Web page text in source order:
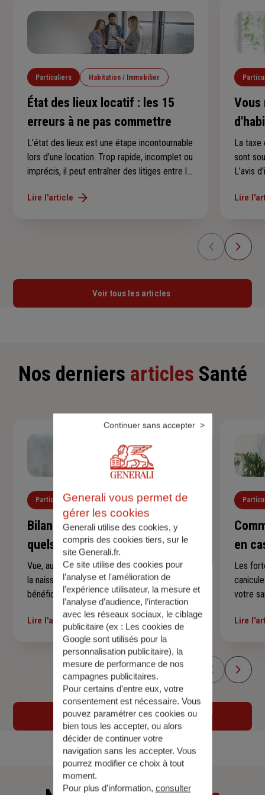
Particuliers Habitation / Immobilier
État des lieux locatif : les 15
erreurs à ne pas commettre
L’état des lieux est une étape incontournable
lors d’une location. Trop rapide, incomplet ou
imprécis, il peut entraîner des litiges entre le
moment de récupérer le dépôt de garantie.
Lire l'article
Vous
La
sont
L’avis
l’avez
Lire
Voir tous les articles
Nos derniers articles Santé
Particuliers Santé
Bilan de santé de l'enfant :
quels examens et à quel âge ?
Vue, audition, dents, croissance, vaccins… De
la naissance à ses 16 ans, votre enfant
bénéficie de rendez-vous médicaux qui
suivent son développement à chaque étape.
Voici un repère simple pour savoir quels
examens sont prévus, à quel âge et
comment vous y préparer sereinement —
sans rien laisser passer.
Lire l'article
en
Les
votre
Lire
Voir tous les articles
Generali vous permet de
gérer les cookies
Generali utilise des cookies, y
compris des cookies tiers, sur le
site Generali.fr.
Ce site utilise des cookies pour
l’analyse et l'amélioration de
l’expérience utilisateur, la mesure et
l’analyse d’audience, l’interaction
avec les réseaux sociaux, le ciblage
publicitaire (ex : Les cookies de
Google sont utilisés pour la
personnalisation publicitaire), la
mesure de performance de nos
campagnes publicitaires.
Pour certains d’entre eux, votre
consentement est nécessaire. Vous
pouvez paramétrer ces cookies ou
bien tous les accepter, ou alors
décider de continuer votre
navigation sans les accepter. Vous
pourrez modifier ce choix à tout
moment.
Pour plus d’information, consulter
Continuer sans accepter